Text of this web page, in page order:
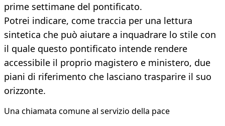
prime settimane del pontificato.
Potrei indicare, come traccia per una lettura
sintetica che può aiutare a inquadrare lo stile con
il quale questo pontificato intende rendere
accessibile il proprio magistero e ministero, due
piani di riferimento che lasciano trasparire il suo
orizzonte.
Una chiamata comune al servizio della pace